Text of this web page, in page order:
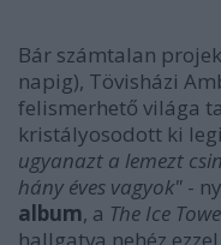
Bár számtalan
napig), Tövisházi
felismerhető világa
kristályosodott ki
ugyanazt a lemezt
hány éves vagyok" -
album, a The Ice
hallgatva nehéz